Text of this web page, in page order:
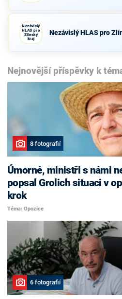
Nezávislý
HLAS pro
Zlínský
kraj
Nezávislý HLAS pro
Nejnovější příspěvky k
8 fotografií
Úmorné, ministři s námi
popsal Grolich situaci v
krok
Téma: Opozice
6 fotografií